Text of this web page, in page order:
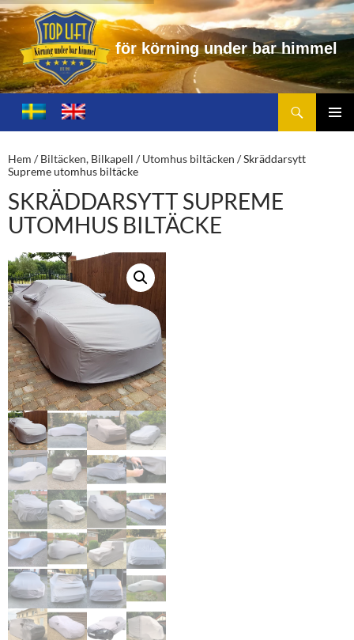
r körning under bar himme
Toplift.se – för körning under bar himmel
HOPPA
TILL
Hem /Biltäcken, Bilkapell /Utomhus biltäcken / Skräddarsytt
Supreme utomhus biltäcke
SKRÄDDARSYTT SUPREME
UTOMHUS BILTÄCKE